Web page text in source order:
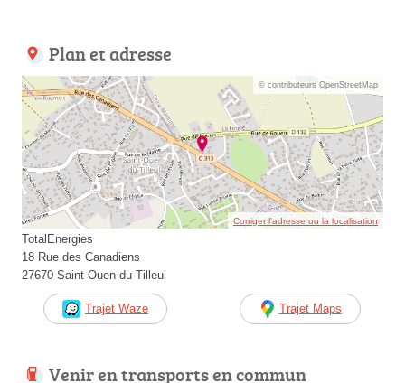
Plan et adresse
© contributeurs OpenStreetMap
Corriger l’adresse ou la localisation
TotalEnergies
18 Rue des Canadiens
27670 Saint-Ouen-du-Tilleul
Trajet Waze Trajet Maps
Venir en transports en commun